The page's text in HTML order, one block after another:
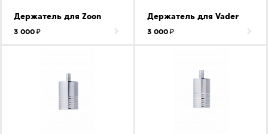
Держатель для Zoon
3 000
Держатель для Vader
3 000